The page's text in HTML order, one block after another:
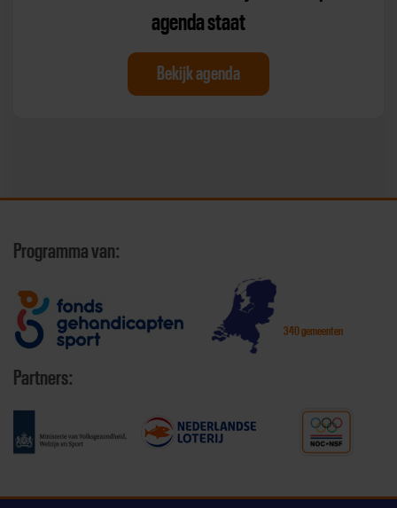
agenda staat
Bekijk agenda
Programma van:
340 gemeenten
Partners: